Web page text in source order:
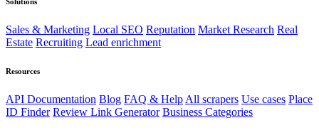
Sales & Marketing Local SEO Reputation Market Research Real
Estate Recruiting Lead enrichment
Resources
API Documentation Blog FAQ & Help All scrapers Use cases Place
ID Finder Review Link Generator Business Categories